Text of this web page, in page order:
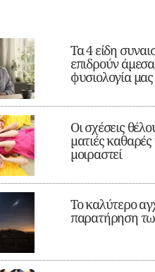
Τα 4 είδη
επιδρούν
φυσιολογία μας
Οι σχέσεις
ματιές
μοιραστεί
Το καλύτερο
παρατήρηση